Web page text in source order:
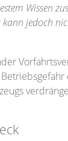
Wissen
jedoch